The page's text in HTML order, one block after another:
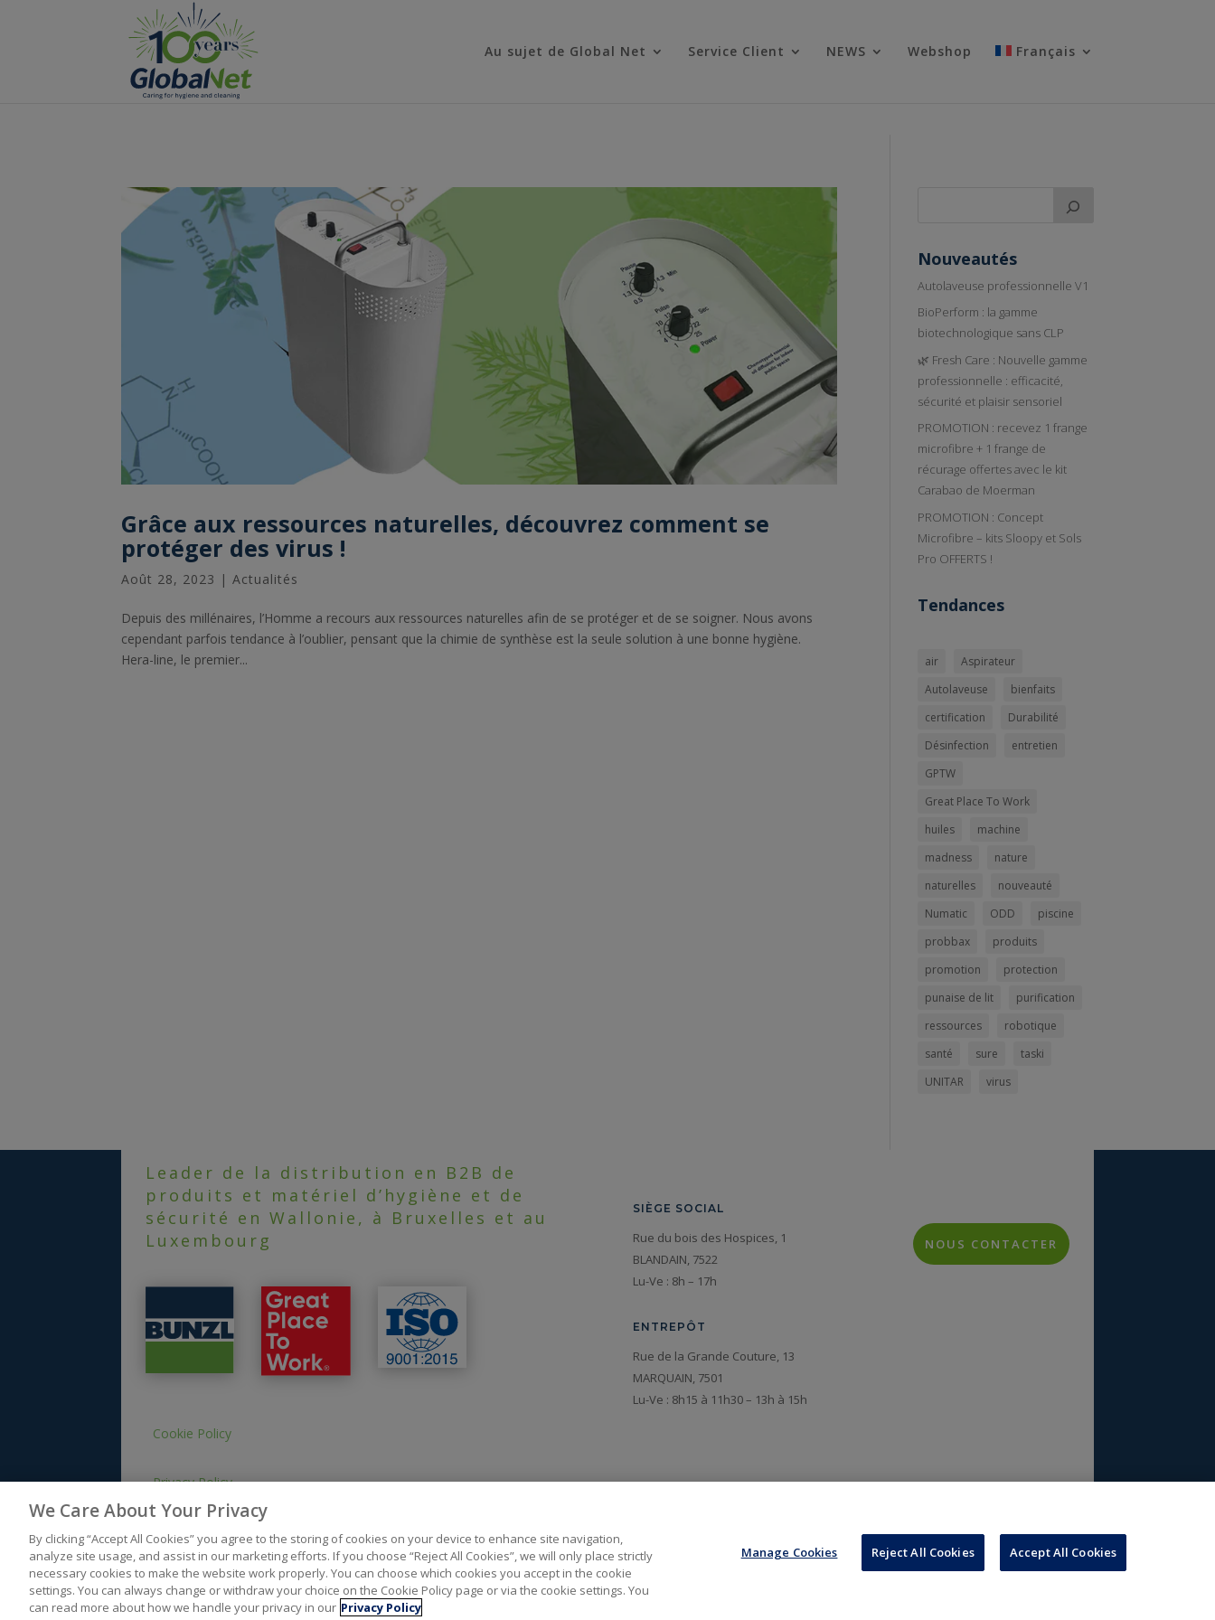
Au sujet de Global Net Service Client NEWS Webshop Français
Grâce aux ressources naturelles, découvrez comment se
protéger des virus !
Août 28, 2023 |Actualités
Depuis des millénaires, l’Homme a recours aux ressources naturelles afin de se protéger et de se soigner. Nous avons
cependant parfois tendance à l’oublier, pensant que la chimie de synthèse est la seule solution à une bonne hygiène.
Hera-line, le premier...
Nouveautés
Autolaveuse professionnelle V1
BioPerform : la gamme
biotechnologique sans CLP
🌿 Fresh Care : Nouvelle gamme
professionnelle : efficacité,
sécurité et plaisir sensoriel
PROMOTION : recevez 1 frange
microfibre + 1 frange de
récurage offertes avec le kit
Carabao de Moerman
PROMOTION : Concept
Microfibre – kits Sloopy et Sols
Pro OFFERTS !
Tendances
air
Aspirateur
Autolaveuse
bienfaits
certification
Durabilité
Désinfection
entretien
GPTW
Great Place To Work
huiles
machine
madness
nature
naturelles
nouveauté
Numatic
ODD
piscine
probbax
produits
promotion
protection
punaise de lit
purification
ressources
robotique
santé
sure
taski
UNITAR
virus
Leader de la distribution en B2B de
produits et matériel d’hygiène et de
sécurité en Wallonie, à Bruxelles et au
Luxembourg
Cookie Policy
Privacy Policy
SIÈGE SOCIAL
Rue du bois des Hospices, 1
BLANDAIN, 7522
Lu-Ve : 8h – 17h
ENTREPÔT
Rue de la Grande Couture, 13
MARQUAIN, 7501
Lu-Ve : 8h15 à 11h30 – 13h à 15h
NOUS CONTACTER
Français Nederlands
We Care About Your Privacy
By clicking “Accept All Cookies” you agree to the storing of cookies on your device to enhance site navigation,
analyze site usage, and assist in our marketing efforts. If you choose “Reject All Cookies”, we will only place strictly
necessary cookies to make the website work properly. You can choose which cookies you accept in the cookie
settings. You can always change or withdraw your choice on the Cookie Policy page or via the cookie settings. You
can read more about how we handle your privacy in our Privacy Policy
Manage Cookies Reject All Cookies Accept All Cookies